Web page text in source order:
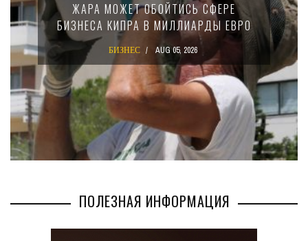
ЖАРА МОЖЕТ ОБОЙТИСЬ СФЕРЕ
БИЗНЕСА КИПРА В МИЛЛИАРДЫ ЕВРО
БИЗНЕС AUG 05, 2026
ПОЛЕЗНАЯ ИНФОРМАЦИЯ